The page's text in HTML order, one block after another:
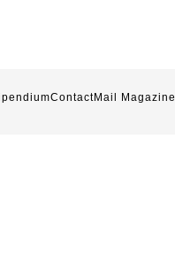
ContactMail Magazine